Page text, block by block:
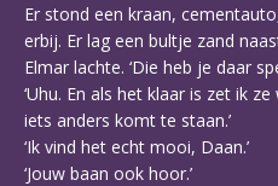
Er stond een kraan,
erbij. Er lag een bultje zand
Elmar lachte. ‘Die heb je daar
‘Uhu. En als het klaar is zet ik
iets anders komt te staan.’
‘Ik vind het echt mooi, Daan.’
‘Jouw baan ook hoor.’